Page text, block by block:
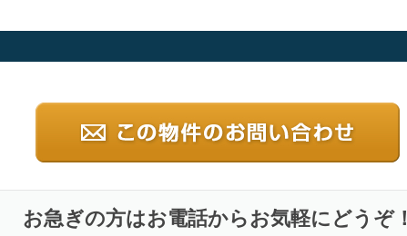
お急ぎの方はお電話からお気軽にどうぞ！